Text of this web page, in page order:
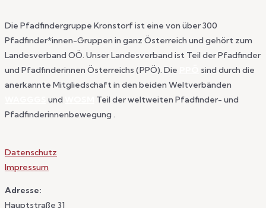
Die Pfadfindergruppe Kronstorf ist eine von über 300
Pfadfinder*innen-Gruppen in ganz Österreich und gehört zum
Landesverband OÖ. Unser Landesverband ist Teil der Pfadfinder
und Pfadfinderinnen Österreichs (PPÖ). Die
sind durch die
anerkannte Mitgliedschaft in den beiden Weltverbänden
und
Teil der weltweiten Pfadfinder- und
Pfadfinderinnenbewegung .
Datenschutz
Impressum
Adresse:
Hauptstraße 31